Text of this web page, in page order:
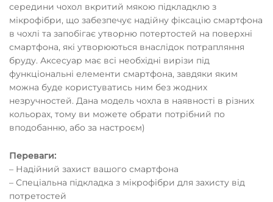
середини чохол вкритий мякою підкладклю з
мікрофібри, що забезпечує надійну фіксацію смартфона
в чохлі та запобігає утворню потертостей на поверхні
смартфона, які утворюються внаслідок потрапляння
бруду. Аксесуар має всі необхідні вирізи під
функціональні елементи смартфона, завдяки яким
можна буде користуватись ним без жодних
незручностей. Дана модель чохла в наявності в різних
кольорах, тому ви можете обрати потрібний по
вподобанню, або за настроєм)
Переваги:
– Надійний захист вашого смартфона
– Спеціальна підкладка з мікрофібри для захисту від
потретостей